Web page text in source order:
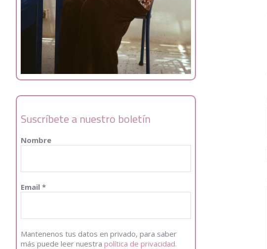
Suscríbete a nuestro boletín
Nombre
Email *
Mantenenos tus datos en privado, para saber
más puede leer nuestra política de privacidad.